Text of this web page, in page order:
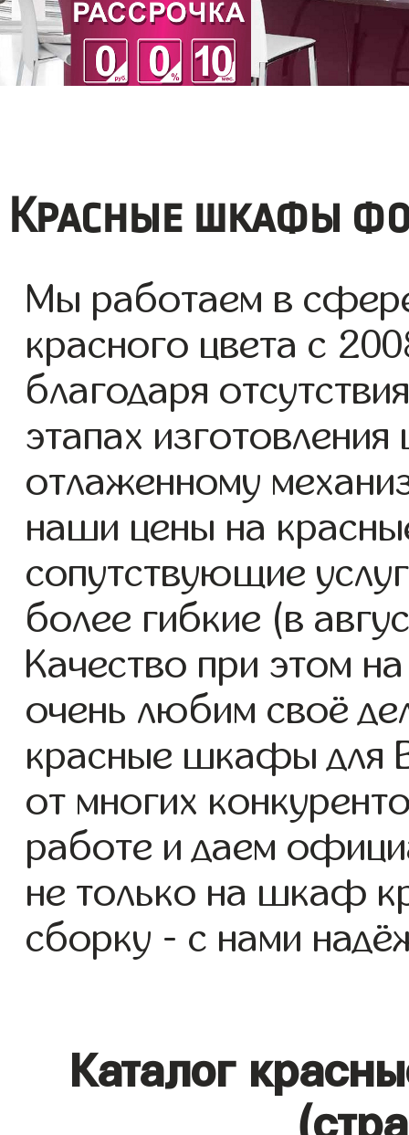
Красные шкафы
Мы работаем в
красного цвета с
благодаря
этапах
отлаженному
наши цены на
сопутствующие
более гибкие (в
Качество при этом
очень любим своё
красные шкафы для
от многих
работе и даем
не только на шкаф
сборку - с нами
Каталог